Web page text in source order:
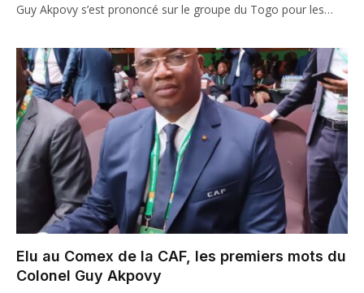
Guy Akpovy s’est prononcé sur le groupe du Togo pour les…
Elu au Comex de la CAF, les premiers mots du
Colonel Guy Akpovy